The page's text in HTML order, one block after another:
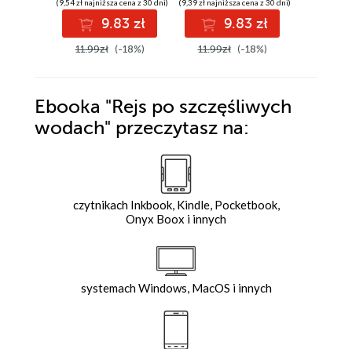
(9,54 zł najniższa cena z 30 dni)
9.83 zł
11.99zł (-18%)
(9,39 zł najniższa cena z 30 dni)
9.83 zł
11.99zł (-18%)
Ebooka "Rejs po szczęśliwych
wodach" przeczytasz na:
czytnikach Inkbook, Kindle, Pocketbook,
Onyx Boox i innych
systemach Windows, MacOS i innych